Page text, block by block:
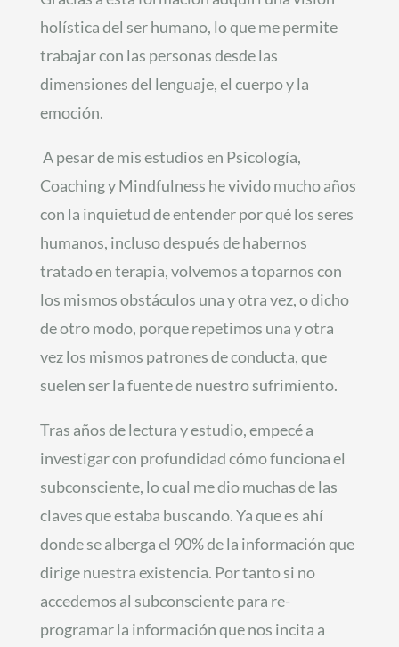
holística del ser humano, lo que me permite
trabajar con las personas desde las
dimensiones del lenguaje, el cuerpo y la
emoción.
A pesar de mis estudios en Psicología,
Coaching y Mindfulness he vivido mucho años
con la inquietud de entender por qué los seres
humanos, incluso después de habernos
tratado en terapia, volvemos a toparnos con
los mismos obstáculos una y otra vez, o dicho
de otro modo, porque repetimos una y otra
vez los mismos patrones de conducta, que
suelen ser la fuente de nuestro sufrimiento.
Tras años de lectura y estudio, empecé a
investigar con profundidad cómo funciona el
subconsciente, lo cual me dio muchas de las
claves que estaba buscando. Ya que es ahí
donde se alberga el 90% de la información que
dirige nuestra existencia. Por tanto si no
accedemos al subconsciente para re-
programar la información que nos incita a